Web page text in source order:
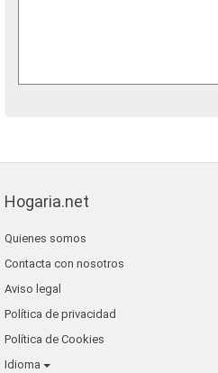
Hogaria.net
Quienes somos
Contacta con nosotros
Aviso legal
Política de privacidad
Política de Cookies
Idioma